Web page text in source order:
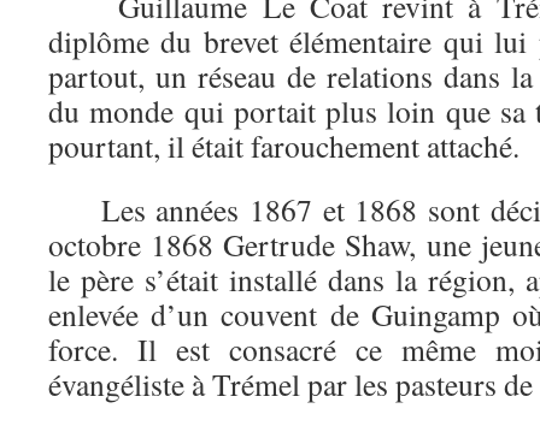
diplôme du brevet élémentaire qui lui
partout, un réseau de relations dans
du monde qui portait plus loin que sa
pourtant, il était farouchement attaché.
Les années 1867 et 1868 sont
octobre 1868 Gertrude Shaw, une
le père s’était installé dans la région,
enlevée d’un couvent de Guingamp
force. Il est consacré ce même
évangéliste à Trémel par les pasteurs